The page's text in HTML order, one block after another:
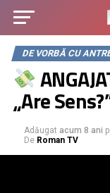
DE VORBĂ CU
„Are
Adăugat acum 8 ani
De Roman TV